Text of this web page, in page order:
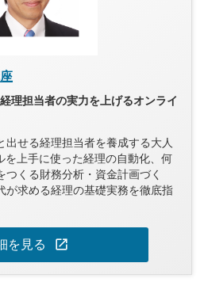
理担当者の実力を上げるオンライ
出せる経理担当者を養成する大人
を上手に使った経理の自動化、何
くる財務分析・資金計画づく
求める経理の基礎実務を徹底指
を見る open_in_new